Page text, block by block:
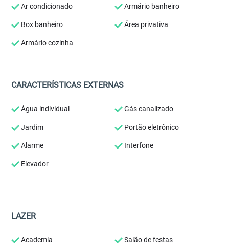
Ar condicionado Armário banheiro
Box banheiro Área privativa
Armário cozinha
CARACTERÍSTICAS EXTERNAS
Água individual Gás canalizado
Jardim Portão eletrônico
Alarme Interfone
Elevador
LAZER
Academia Salão de festas